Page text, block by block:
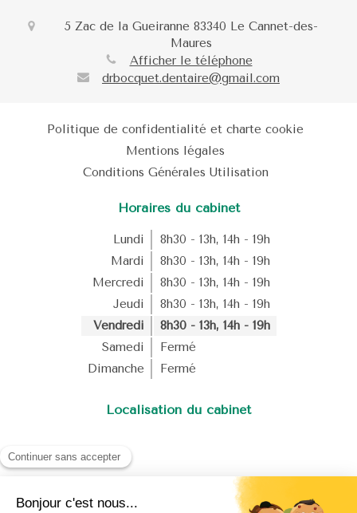
5 Zac de la Gueiranne 83340 Le Cannet-des-
Maures
Afficher le téléphone
drbocquet.dentaire@gmail.com
Politique de confidentialité et charte cookie
Mentions légales
Conditions Générales Utilisation
Horaires du cabinet
Lundi 8h30 - 13h, 14h - 19h
Mardi
8h30 - 13h, 14h - 19h
Mercredi
8h30 - 13h, 14h - 19h
Jeudi
8h30 - 13h, 14h - 19h
Vendredi
8h30 - 13h, 14h - 19h
Samedi
Fermé
Dimanche
Fermé
Localisation du cabinet